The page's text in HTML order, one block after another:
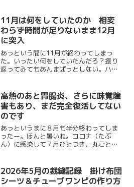
レドニゾロン点眼、日本に本帰国 日本の
病院で乾癬...
11月は何をしていたのか 相変
わらず時間が足りないまま12月
に突入
あっという間に11月が終わってしまっ
た。いったい何をしていたんだろ？振り
返ってみてもあんまぱっとしない。ハー
を眺めて何を創るか妄想したり。コレっ
てものはないけど、ちょっと...
高熱のあと胃腸炎、さらに味覚障
害もあり、まだ完全復活してない
のです
あっというまに８月も半分終わってしま
ったー。ほんと暑いね。コロナ（たぶ
ん）に感染して７月ひとつき、丸ごと寝
えの高熱が3日続いたあとに胃腸炎。ネッ
トで調べた限り感染性胃...
2026年5月の裁縫記録 掛け布団
シーツ＆チューブワンピの作り方